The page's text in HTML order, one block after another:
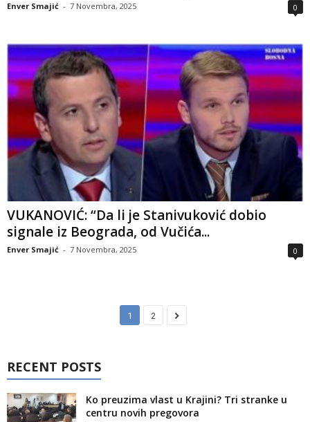
Enver Smajić - 7 Novembra, 2025 0
VUKANOVIĆ: “Da li je Stanivuković dobio
signale iz Beograda, od Vučića...
Enver Smajić - 7 Novembra, 2025 0
1 2
RECENT POSTS
Ko preuzima vlast u Krajini? Tri stranke u
centru novih pregovora